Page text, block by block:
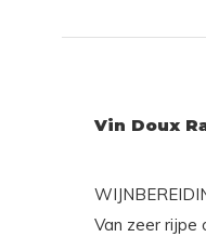
Vin Doux
Van zeer rijpe